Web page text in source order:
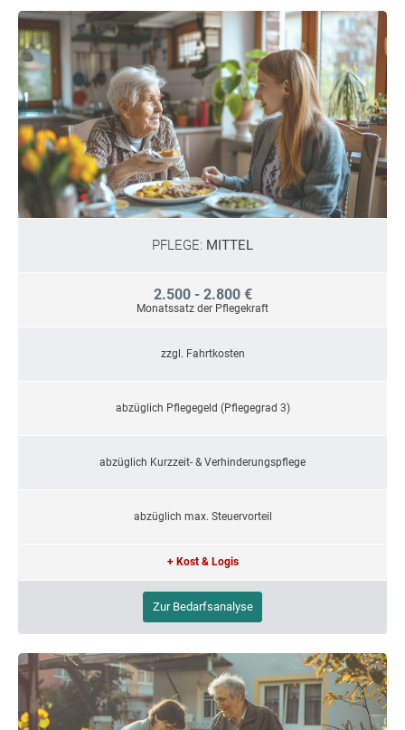
PFLEGE: MITTEL
2.500 - 2.800 €
Monatssatz der Pflegekraft
zzgl. Fahrtkosten
abzüglich Pflegegeld (Pflegegrad 3)
abzüglich Kurzzeit- & Verhinderungspflege
abzüglich max. Steuervorteil
+ Kost & Logis
Zur Bedarfsanalyse